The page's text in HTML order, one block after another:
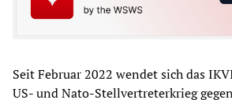
Seit Februar 2022 wendet sich das
US- und Nato-Stellvertreterkrieg